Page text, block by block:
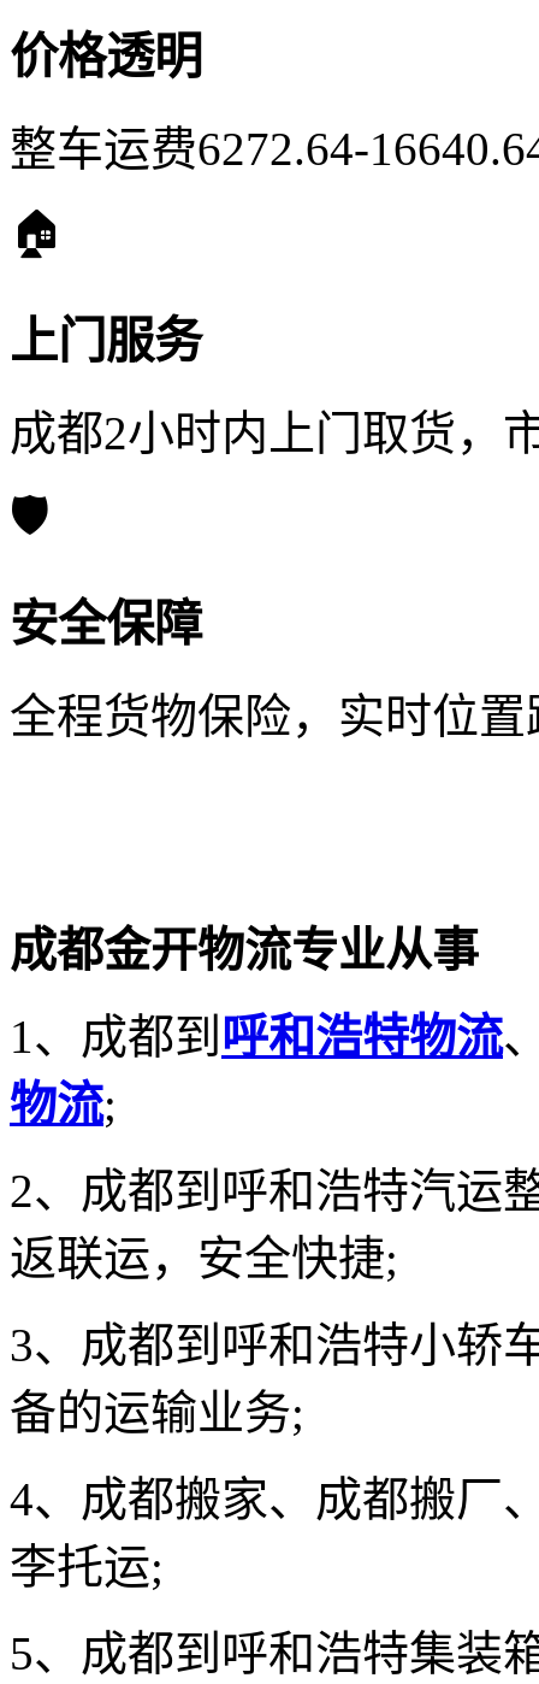
价格透明
整车运费6272.64-
🏠
上门服务
成都2小时内上门取货，
🛡️
安全保障
全程货物保险，实时位
成都金开物流专业从事
1、成都到 呼和浩特物流
物流;
2、成都到呼和浩特汽运
返联运，安全快捷;
3、成都到呼和浩特小轿
备的运输业务;
4、成都搬家、成都搬厂
李托运;
5、 成都到呼和浩特集装